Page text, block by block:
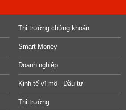
Thị trường chứng khoán
Smart Money
Doanh nghiệp
Kinh tế vĩ mô - Đầu tư
Thị trường